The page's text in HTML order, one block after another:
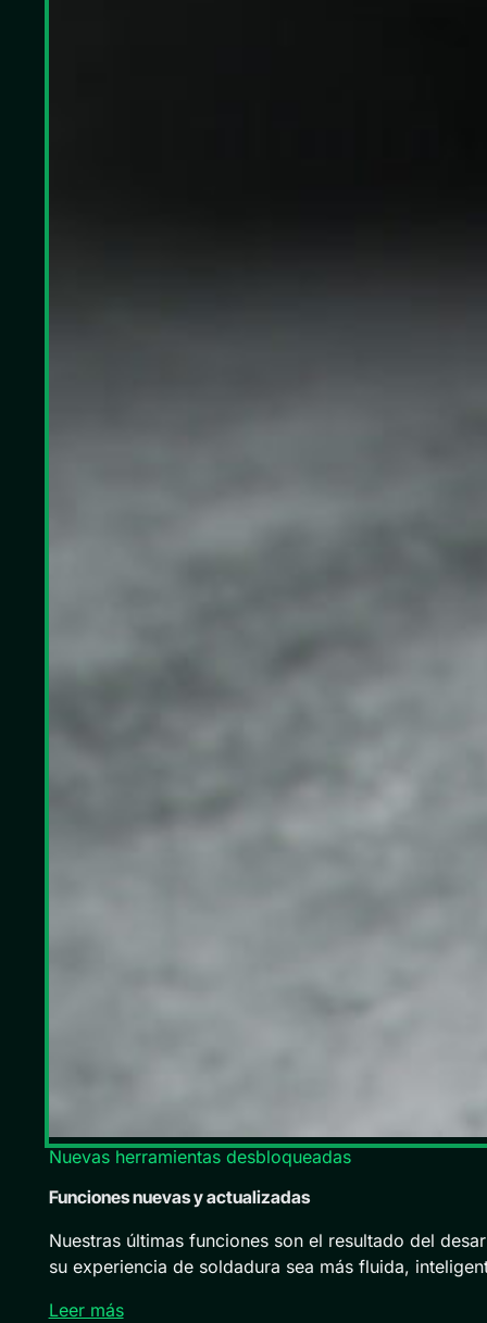
Nuevas herramientas desbloqueadas
Funciones nuevas y actualizadas
Nuestras últimas funciones son el resultado del
su experiencia de soldadura sea más fluida,
Leer más